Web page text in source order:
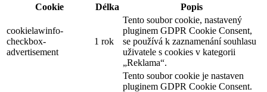
Cookie
Délka Popis
cookielawinfo-
checkbox-
advertisement
1 rok
Tento soubor cookie, nastavený
pluginem GDPR Cookie Consent,
se používá k zaznamenání souhlasu
uživatele s cookies v kategorii
„Reklama“.
Tento soubor cookie je nastaven
pluginem GDPR Cookie Consent.